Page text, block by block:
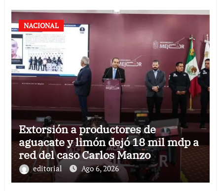
NACIONAL
Extorsión a productores de
aguacate y limón dejó 18 mil mdp a
red del caso Carlos Manzo
editorial Ago 6, 2026